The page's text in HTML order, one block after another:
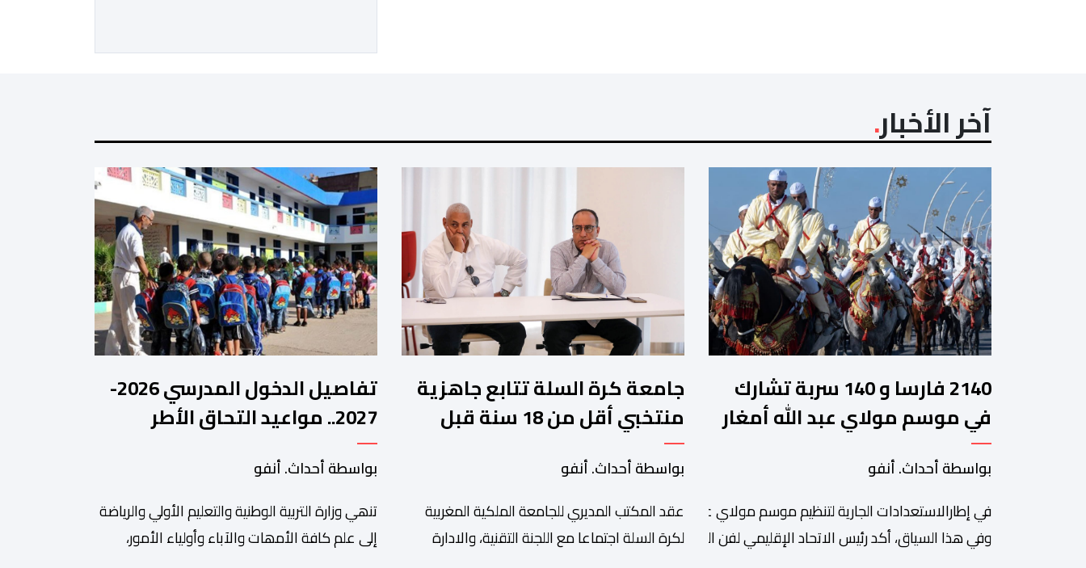
موعد في هذا الدور مع الفائز من المباراة
الفريق […]
آخر الأخبار
2140 فارسا و 140 سربة تشارك
في موسم مولاي عبد الله أمغار
بواسطة أحداث. أنفو
في إطارالاستعدادات الجارية لتنظيم موسم مولاي عبد الله أمغار،تواصلت عملية إحصاء السربات المشاركة في واحدة من أبرزالتظاهرات التراثية بالمغرب، والتي تستقطب سنويا
وفي هذا السياق، أكد رئيس الاتحاد الإقليمي لفن التبوريدة،
جامعة كرة السلة تتابع جاهزية
منتخبي أقل من 18 سنة قبل
كأس إفريقيا
بواسطة أحداث. أنفو
عقد المكتب المديري للجامعة الملكية المغربية
لكرة السلة اجتماعا مع اللجنة التقنية، والادارة
تفاصيل الدخول المدرسي 2026-
2027.. مواعيد التحاق الأطر
والتلاميذ بالمؤسسات التعليمية
بواسطة أحداث. أنفو
تنھي وزارة التربیة الوطنیة والتعلیم الأولي والریاضة
إلى علم كافة الأمھات والآباء وأولیاء الأمور،